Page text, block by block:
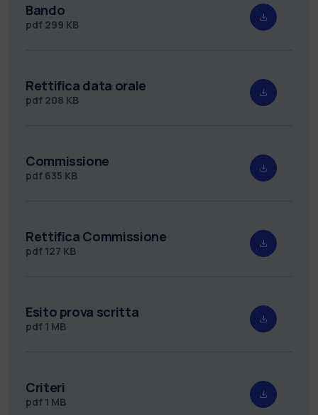
Bando
pdf 299 KB
Rettifica data orale
pdf 208 KB
Commissione
pdf 635 KB
Rettifica Commissione
pdf 127 KB
Esito prova scritta
pdf 1 MB
Criteri
pdf 1 MB